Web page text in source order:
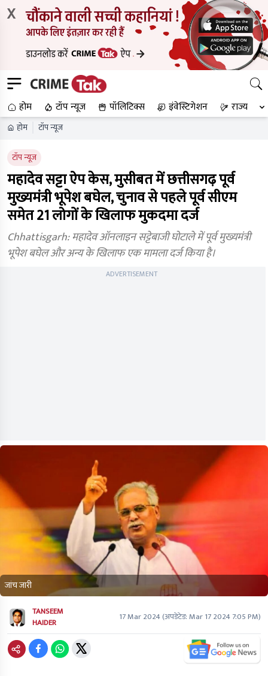
X
होम टॉप न्यूज पॉलिटिक्स इंवेस्टिगेशन राज्य
होम टॉप न्यूज
टॉप न्यूज
महादेव सट्टा ऐप केस, मुसीबत में छत्तीसगढ़ पूर्व
मुख्यमंत्री भूपेश बघेल, चुनाव से पहले पूर्व सीएम
समेत 21 लोगों के खिलाफ मुकदमा दर्ज
Chhattisgarh: महादेव ऑनलाइन सट्टेबाजी घोटाले में पूर्व मुख्यमंत्री
भूपेश बघेल और अन्य के खिलाफ एक मामला दर्ज किया है।
ADVERTISEMENT
जांच जारी
TANSEEM
HAIDER
17 Mar 2024(अपडेटेड:Mar 17 2024 7:05 PM)